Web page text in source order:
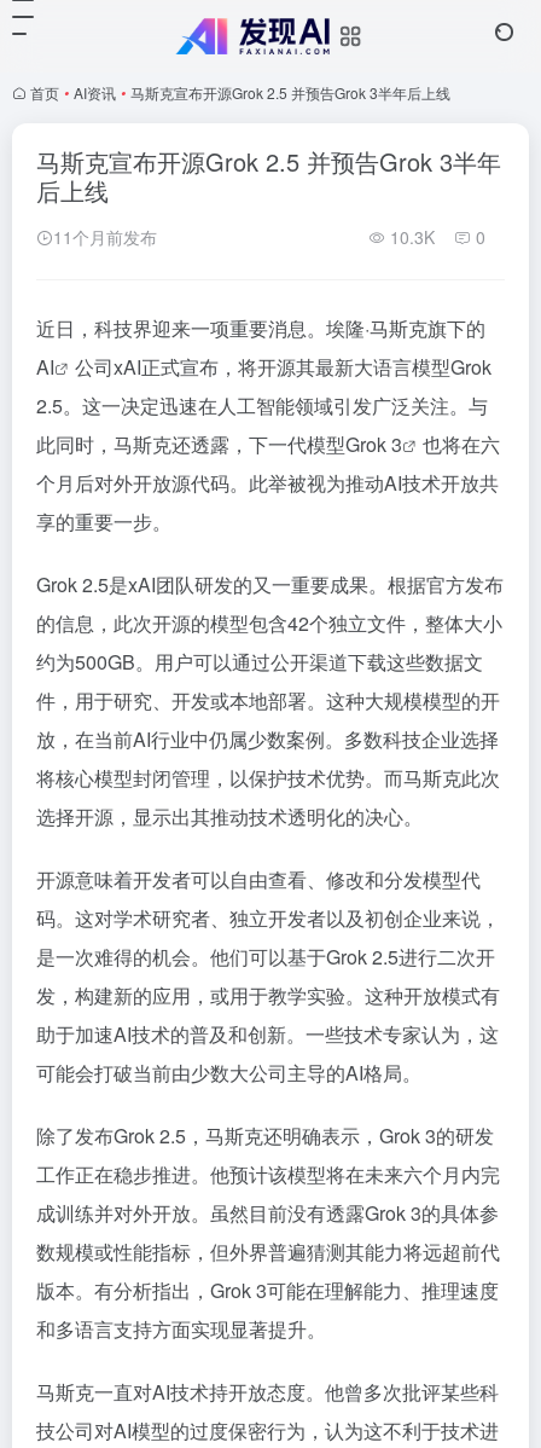
首页 • AI资讯 • 马斯克宣布开源Grok 2.5 并预告Grok 3半年后上线
马斯克宣布开源Grok 2.5 并预告Grok 3半年
后上线
11个月前发布 10.3K 0
近日，科技界迎来一项重要消息。埃隆·马斯克旗下的
AI
公司xAI正式宣布，将开源其最新大语言模型Grok
2.5。这一决定迅速在人工智能领域引发广泛关注。与
此同时，马斯克还透露，下一代模型Grok 3
也将在六
个月后对外开放源代码。此举被视为推动AI技术开放共
享的重要一步。
Grok 2.5是xAI团队研发的又一重要成果。根据官方发布
的信息，此次开源的模型包含42个独立文件，整体大小
约为500GB。用户可以通过公开渠道下载这些数据文
件，用于研究、开发或本地部署。这种大规模模型的开
放，在当前AI行业中仍属少数案例。多数科技企业选择
将核心模型封闭管理，以保护技术优势。而马斯克此次
选择开源，显示出其推动技术透明化的决心。
开源意味着开发者可以自由查看、修改和分发模型代
码。这对学术研究者、独立开发者以及初创企业来说，
是一次难得的机会。他们可以基于Grok 2.5进行二次开
发，构建新的应用，或用于教学实验。这种开放模式有
助于加速AI技术的普及和创新。一些技术专家认为，这
可能会打破当前由少数大公司主导的AI格局。
除了发布Grok 2.5，马斯克还明确表示，Grok 3的研发
工作正在稳步推进。他预计该模型将在未来六个月内完
成训练并对外开放。虽然目前没有透露Grok 3的具体参
数规模或性能指标，但外界普遍猜测其能力将远超前代
版本。有分析指出，Grok 3可能在理解能力、推理速度
和多语言支持方面实现显著提升。
马斯克一直对AI技术持开放态度。他曾多次批评某些科
技公司对AI模型的过度保密行为，认为这不利于技术进